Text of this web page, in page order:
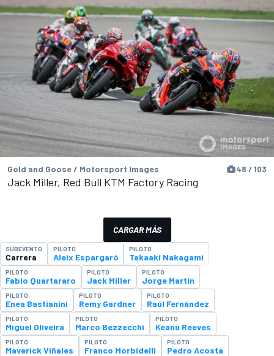
Gold and Goose / Motorsport Images 48 / 103
Jack Miller, Red Bull KTM Factory Racing
CARGAR MÁS
SUBEVENTO
Carrera
PILOTO
Aleix Espargaró
PILOTO
Takaaki Nakagami
PILOTO
Fabio Quartararo
PILOTO
Jack Miller
PILOTO
Jorge Martín
PILOTO
Enea Bastianini
PILOTO
Remy Gardner
PILOTO
Raúl Fernández
PILOTO
Miguel Oliveira
PILOTO
Marco Bezzecchi
PILOTO
Keanu Reeves
PILOTO
Maverick Viñales
PILOTO
Franco Morbidelli
PILOTO
Pedro Acosta